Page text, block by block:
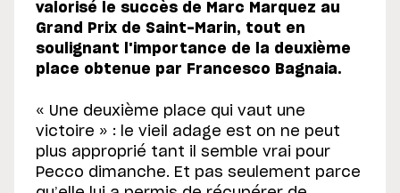
valorisé le succès de Marc Marquez au
Grand Prix de Saint-Marin, tout en
soulignant l'importance de la deuxième
place obtenue par Francesco Bagnaia.
« Une deuxième place qui vaut une
victoire » : le vieil adage est on ne peut
plus approprié tant il semble vrai pour
Pecco dimanche. Et pas seulement parce